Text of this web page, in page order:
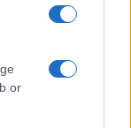
or
zarzut pod
Nawet te
wynikami w